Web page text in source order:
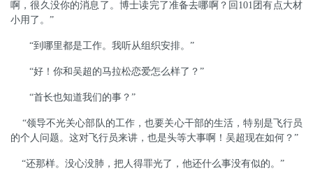
啊，很久没你的消息了。博士读完了准备去哪啊？回101团有点大材
小用了。”
“到哪里都是工作。我听从组织安排。”
“好！你和吴超的马拉松恋爱怎么样了？”
“首长也知道我们的事？”
“领导不光关心部队的工作，也要关心干部的生活，特别是飞行员
的个人问题。这对飞行员来讲，也是头等大事啊！吴超现在如何？”
“还那样。没心没肺，把人得罪光了，他还什么事没有似的。”